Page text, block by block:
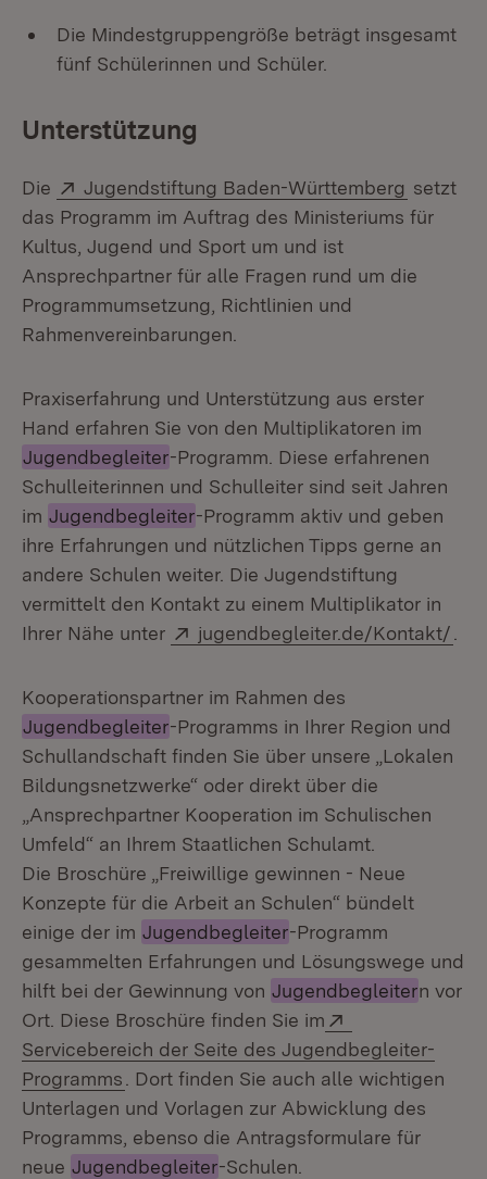
Die Mindestgruppengröße beträgt insgesamt
fünf Schülerinnen und Schüler.
Unterstützung
Die Extern:
Jugendstiftung Baden-Württemberg (Öffnet
setzt
das Programm im Auftrag des Ministeriums für
Kultus, Jugend und Sport um und ist
Ansprechpartner für alle Fragen rund um die
Programmumsetzung, Richtlinien und
Rahmenvereinbarungen.
Praxiserfahrung und Unterstützung aus erster
Hand erfahren Sie von den Multiplikatoren im
Jugendbegleiter-Programm. Diese erfahrenen
Schulleiterinnen und Schulleiter sind seit Jahren
im Jugendbegleiter-Programm aktiv und geben
ihre Erfahrungen und nützlichen Tipps gerne an
andere Schulen weiter. Die Jugendstiftung
vermittelt den Kontakt zu einem Multiplikator in
Ihrer Nähe unter
Extern:
jugendbegleiter.de/Kontakt/
Kooperationspartner im Rahmen des
Jugendbegleiter-Programms in Ihrer Region und
Schullandschaft finden Sie über unsere „Lokalen
Bildungsnetzwerke“ oder direkt über die
„Ansprechpartner Kooperation im Schulischen
Umfeld“ an Ihrem Staatlichen Schulamt.
Die Broschüre „Freiwillige gewinnen - Neue
Konzepte für die Arbeit an Schulen“ bündelt
einige der im Jugendbegleiter-Programm
gesammelten Erfahrungen und Lösungswege und
hilft bei der Gewinnung von Jugendbegleitern vor
Ort. Diese Broschüre finden Sie im
Servicebereich der Seite des Jugendbegleiter-
Programms (Öffnet in neuem Fenster)
. Dort finden Sie auch alle wichtigen
Unterlagen und Vorlagen zur Abwicklung des
Programms, ebenso die Antragsformulare für
neue Jugendbegleiter-Schulen.